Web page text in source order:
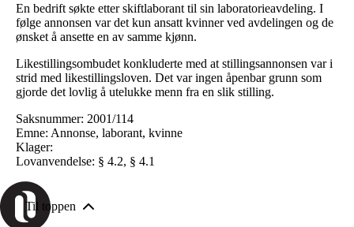
En bedrift søkte etter skiftlaborant til sin laboratorieavdeling. I
følge annonsen var det kun ansatt kvinner ved avdelingen og de
ønsket å ansette en av samme kjønn.
Likestillingsombudet konkluderte med at stillingsannonsen var i
strid med likestillingsloven. Det var ingen åpenbar grunn som
gjorde det lovlig å utelukke menn fra en slik stilling.
Saksnummer: 2001/114
Emne: Annonse, laborant, kvinne
Klager:
Lovanvendelse: § 4.2, § 4.1
Til toppen